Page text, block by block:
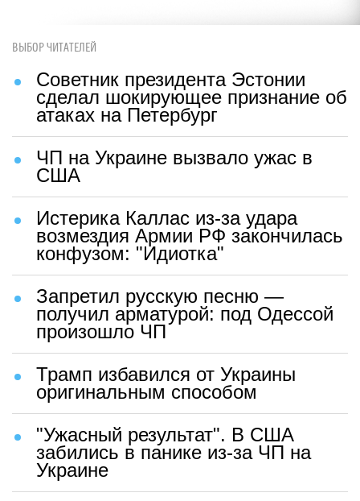
ВЫБОР ЧИТАТЕЛЕЙ
Советник президента Эстонии
сделал шокирующее признание об
атаках на Петербург
ЧП на Украине вызвало ужас в
США
Истерика Каллас из-за удара
возмездия Армии РФ закончилась
конфузом: "Идиотка"
Запретил русскую песню —
получил арматурой: под Одессой
произошло ЧП
Трамп избавился от Украины
оригинальным способом
"Ужасный результат". В США
забились в панике из-за ЧП на
Украине